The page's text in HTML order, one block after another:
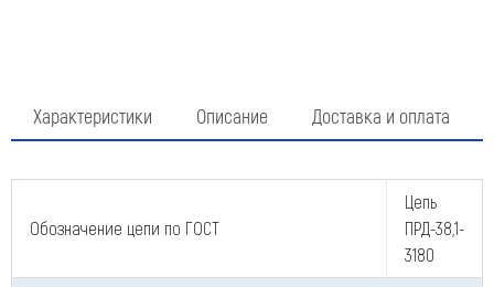
Характеристики Описание Доставка и оплата
Обозначение цепи по ГОСТ
Цепь
ПРД-38,1-
3180